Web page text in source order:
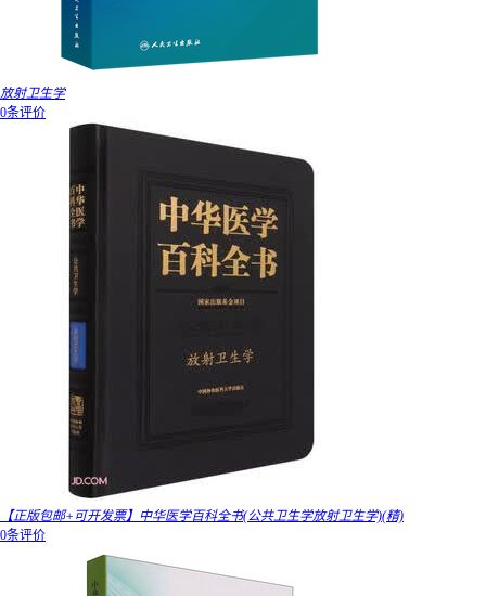
放射卫生学
0条评价
【正版包邮+可开发票】中华医学百科全书(公共卫生学放射卫生学)(精)
0条评价